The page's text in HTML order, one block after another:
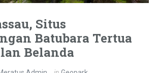
Situs
Batubara Tertua
Belanda